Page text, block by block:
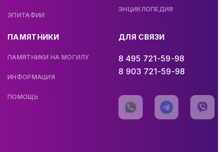
ЭПИТАФИИ
ЭНЦИКЛОПЕДИЯ
ПАМЯТНИКИ
ПАМЯТНИКИ НА МОГИЛУ
ИНФОРМАЦИЯ
ПОМОЩЬ
ДЛЯ СВЯЗИ
8 495 721-59-98
8 903 721-59-98